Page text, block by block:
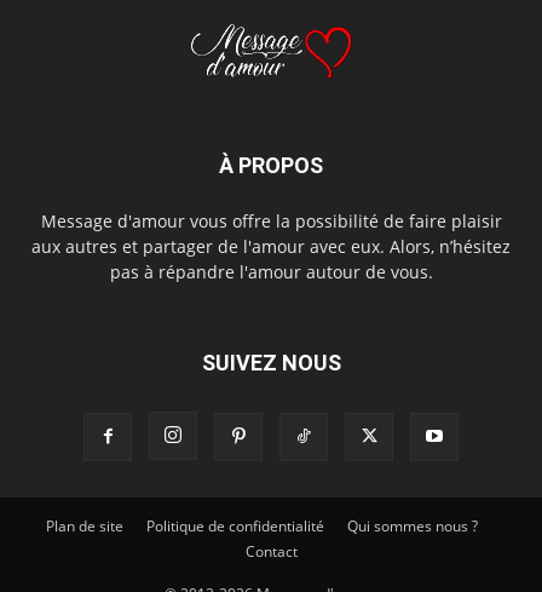
À PROPOS
Message d'amour vous offre la possibilité de faire plaisir
aux autres et partager de l'amour avec eux. Alors, n’hésitez
pas à répandre l'amour autour de vous.
SUIVEZ NOUS
Plan de site Politique de confidentialité
Qui sommes nous ?
Contact